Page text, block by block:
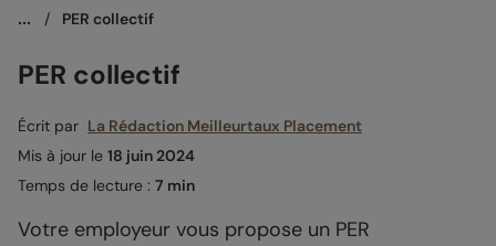
... / PER collectif
PER collectif
Écrit par La Rédaction Meilleurtaux Placement
Mis à jour le 18 juin 2024
Temps de lecture : 7 min
Votre employeur vous propose un PER